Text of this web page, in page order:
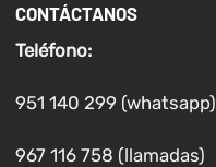
CONTÁCTANOS
Teléfono:
951 140 299 (whatsapp)
967 116 758 (llamadas)